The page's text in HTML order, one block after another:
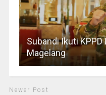
Subandi Ikuti
Magelang
Newer Post